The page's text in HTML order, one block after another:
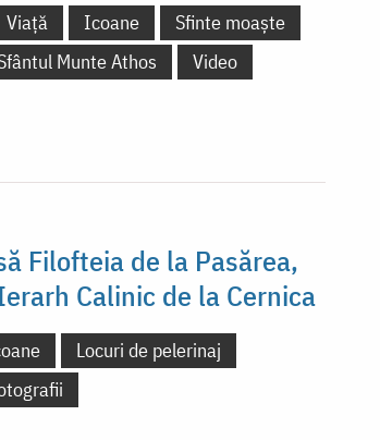
Viață Icoane
Sfinte moaște
Munte Athos
Video
Filofteia de la Pasărea,
Calinic de la Cernica
Locuri de pelerinaj